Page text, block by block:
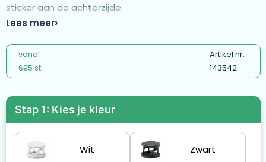
sticker aan de achterzijde.
Lees meer
vanaf
695 st.
Artikel nr.
143542
Stap 1: Kies je kleur
Wit Zwart